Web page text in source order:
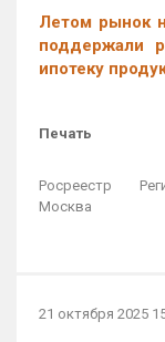
Летом рынок
поддержали
ипотеку
Печать
Росреестр
Москва
21 октября 2025